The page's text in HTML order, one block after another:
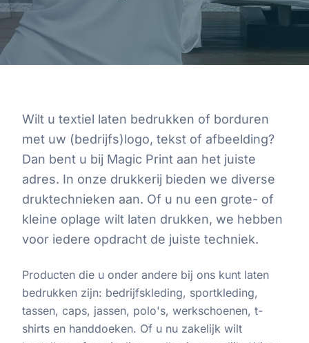
Wilt u textiel laten bedrukken of borduren
met uw (bedrijfs)logo, tekst of afbeelding?
Dan bent u bij Magic Print aan het juiste
adres. In onze drukkerij bieden we diverse
druktechnieken aan. Of u nu een grote- of
kleine oplage wilt laten drukken, we hebben
voor iedere opdracht de juiste techniek.
Producten die u onder andere bij ons kunt laten
bedrukken zijn: bedrijfskleding, sportkleding,
tassen, caps, jassen, polo's, werkschoenen, t-
shirts en handdoeken. Of u nu zakelijk wilt